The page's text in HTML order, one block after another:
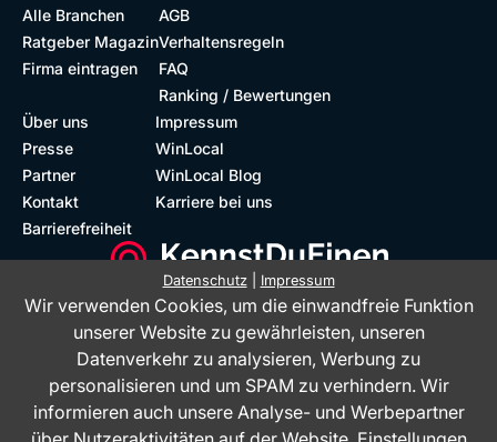
Alle Branchen
Ratgeber Magazin
Firma eintragen
AGB
Verhaltensregeln
FAQ
Ranking / Bewertungen
Über uns
Presse
Partner
Kontakt
Barrierefreiheit
Impressum
WinLocal
WinLocal Blog
Karriere bei uns
Datenschutz| Impressum
Wir verwenden Cookies, um die einwandfreie Funktion
unserer Website zu gewährleisten, unseren
Datenverkehr zu analysieren, Werbung zu
personalisieren und um SPAM zu verhindern. Wir
informieren auch unsere Analyse- und Werbepartner